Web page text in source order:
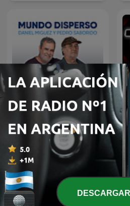
Mundo Disperso